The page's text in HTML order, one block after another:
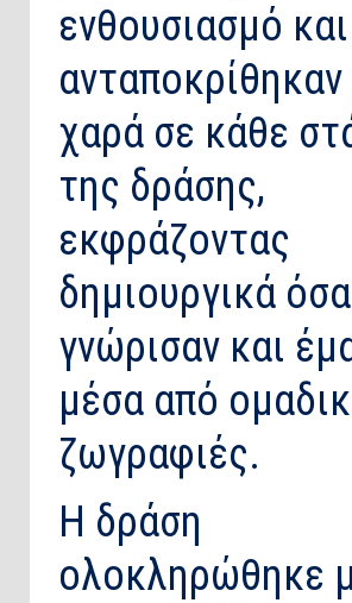
ενθουσιασμό και
χαρά σε κάθε
της δράσης,
εκφράζοντας
δημιουργικά όσα
γνώρισαν και
μέσα από
ζωγραφιές.
Η δράση
ολοκληρώθηκε